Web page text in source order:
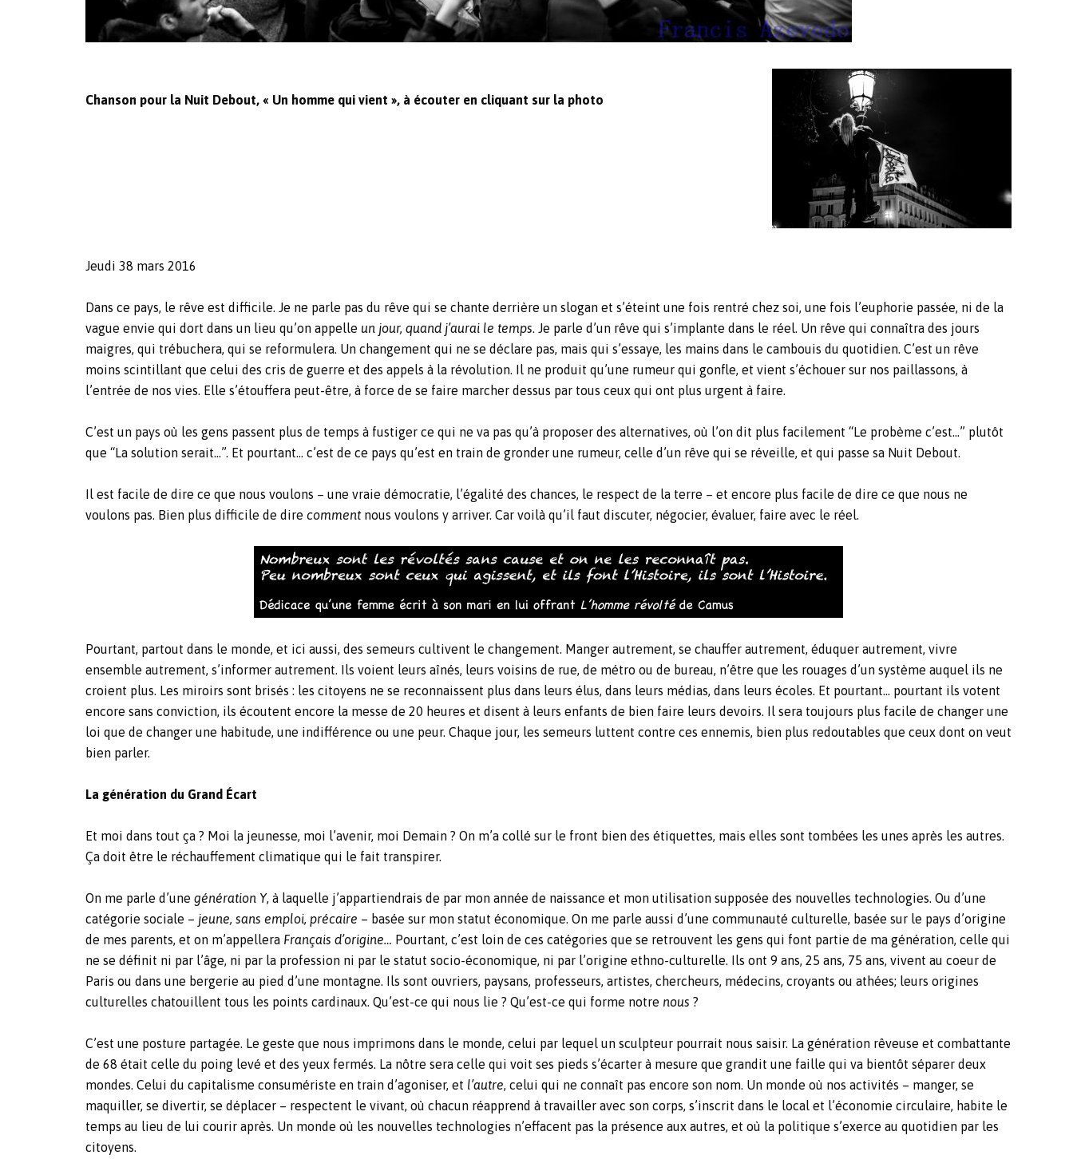
Chanson pour la Nuit Debout, « Un homme qui vient », à écouter en cliquant sur la photo
Jeudi 38 mars 2016
Dans ce pays, le rêve est difficile. Je ne parle pas du rêve qui se chante derrière un slogan et s’éteint une fois rentré chez soi, une fois l’euphorie passée, ni de la
vague envie qui dort dans un lieu qu’on appelle un jour, quand j’aurai le temps. Je parle d’un rêve qui s’implante dans le réel. Un rêve qui connaîtra des jours
maigres, qui trébuchera, qui se reformulera. Un changement qui ne se déclare pas, mais qui s’essaye, les mains dans le cambouis du quotidien. C’est un rêve
moins scintillant que celui des cris de guerre et des appels à la révolution. Il ne produit qu’une rumeur qui gonfle, et vient s’échouer sur nos paillassons, à
l’entrée de nos vies. Elle s’étouffera peut-être, à force de se faire marcher dessus par tous ceux qui ont plus urgent à faire.
C’est un pays où les gens passent plus de temps à fustiger ce qui ne va pas qu’à proposer des alternatives, où l’on dit plus facilement “Le probème c’est…” plutôt
que “La solution serait…”. Et pourtant… c’est de ce pays qu’est en train de gronder une rumeur, celle d’un rêve qui se réveille, et qui passe sa Nuit Debout.
Il est facile de dire ce que nous voulons – une vraie démocratie, l’égalité des chances, le respect de la terre – et encore plus facile de dire ce que nous ne
voulons pas. Bien plus difficile de dire comment nous voulons y arriver. Car voilà qu’il faut discuter, négocier, évaluer, faire avec le réel.
Pourtant, partout dans le monde, et ici aussi, des semeurs cultivent le changement. Manger autrement, se chauffer autrement, éduquer autrement, vivre
ensemble autrement, s’informer autrement. Ils voient leurs aînés, leurs voisins de rue, de métro ou de bureau, n’être que les rouages d’un système auquel ils ne
croient plus. Les miroirs sont brisés : les citoyens ne se reconnaissent plus dans leurs élus, dans leurs médias, dans leurs écoles. Et pourtant… pourtant ils votent
encore sans conviction, ils écoutent encore la messe de 20 heures et disent à leurs enfants de bien faire leurs devoirs. Il sera toujours plus facile de changer une
loi que de changer une habitude, une indifférence ou une peur. Chaque jour, les semeurs luttent contre ces ennemis, bien plus redoutables que ceux dont on veut
bien parler.
La génération du Grand Écart
Et moi dans tout ça ? Moi la jeunesse, moi l’avenir, moi Demain ? On m’a collé sur le front bien des étiquettes, mais elles sont tombées les unes après les autres.
Ça doit être le réchauffement climatique qui le fait transpirer.
On me parle d’une génération Y, à laquelle j’appartiendrais de par mon année de naissance et mon utilisation supposée des nouvelles technologies. Ou d’une
catégorie sociale – jeune, sans emploi, précaire – basée sur mon statut économique. On me parle aussi d’une communauté culturelle, basée sur le pays d’origine
de mes parents, et on m’appellera Français d’origine… Pourtant, c’est loin de ces catégories que se retrouvent les gens qui font partie de ma génération, celle qui
ne se définit ni par l’âge, ni par la profession ni par le statut socio-économique, ni par l’origine ethno-culturelle. Ils ont 9 ans, 25 ans, 75 ans, vivent au coeur de
Paris ou dans une bergerie au pied d’une montagne. Ils sont ouvriers, paysans, professeurs, artistes, chercheurs, médecins, croyants ou athées; leurs origines
culturelles chatouillent tous les points cardinaux. Qu’est-ce qui nous lie ? Qu’est-ce qui forme notre nous ?
C’est une posture partagée. Le geste que nous imprimons dans le monde, celui par lequel un sculpteur pourrait nous saisir. La génération rêveuse et combattante
de 68 était celle du poing levé et des yeux fermés. La nôtre sera celle qui voit ses pieds s’écarter à mesure que grandit une faille qui va bientôt séparer deux
mondes. Celui du capitalisme consumériste en train d’agoniser, et l’autre, celui qui ne connaît pas encore son nom. Un monde où nos activités – manger, se
maquiller, se divertir, se déplacer – respectent le vivant, où chacun réapprend à travailler avec son corps, s’inscrit dans le local et l’économie circulaire, habite le
temps au lieu de lui courir après. Un monde où les nouvelles technologies n’effacent pas la présence aux autres, et où la politique s’exerce au quotidien par les
citoyens.